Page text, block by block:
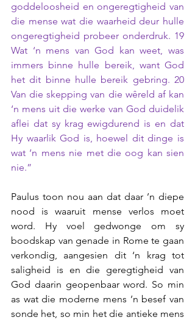
goddeloosheid en ongeregtigheid van
die mense wat die waarheid deur hulle
ongeregtigheid probeer onderdruk. 19
Wat ‘n mens van God kan weet, was
immers binne hulle bereik, want God
het dit binne hulle bereik gebring. 20
Van die skepping van die wêreld af kan
‘n mens uit die werke van God duidelik
aflei dat sy krag ewigdurend is en dat
Hy waarlik God is, hoewel dit dinge is
wat ‘n mens nie met die oog kan sien
nie.”
Paulus toon nou aan dat daar ’n diepe
nood is waaruit mense verlos moet
word. Hy voel gedwonge om sy
boodskap van genade in Rome te gaan
verkondig, aangesien dit ‘n krag tot
saligheid is en die geregtigheid van
God daarin geopenbaar word. So min
as wat die moderne mens ’n besef van
sonde het, so min het die antieke mens